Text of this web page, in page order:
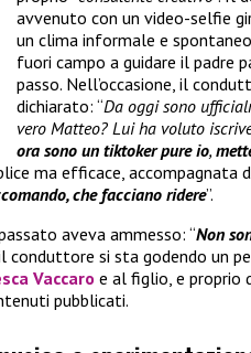
avvenuto con un video-selfie
un clima informale e
fuori campo a guidare il padre
passo. Nell’occasione, il
dichiarato: “Da oggi sono
vero Matteo? Lui ha voluto
ora sono un tiktoker pure io,
ma efficace, accompagnata
che facciano ridere”.
aveva ammesso: “Non
conduttore si sta godendo un
Vaccaro e al figlio, e proprio
pubblicati.